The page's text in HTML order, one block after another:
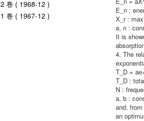
2 巻 ( 1968-12 )
1 巻 ( 1967-12 )
E_n :
X_r :
a, n :
It is
4. The
T_D =
T_D :
N :
a, b :
and,
an